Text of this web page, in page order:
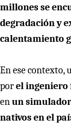
millones se
degradación y
calentamiento
En ese contexto,
porel ingeniero
enun
nativos en el